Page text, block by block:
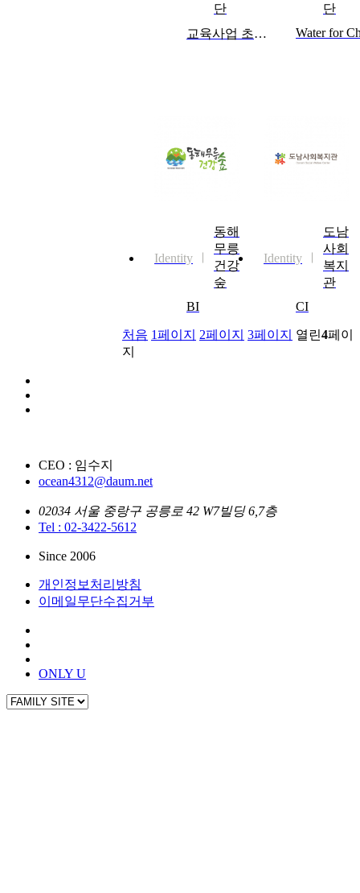
단
교육사업 초록우산 스쿨 CI
단
Identity
동해
무릉
건강
숲
BI
Identity
도남
사회
복지
관
CI
처음 1페이지 2페이지 3페이지 열린4페이
지
CEO : 임수지
ocean4312@daum.net
02034 서울 중랑구 공릉로 42 W7빌딩 6,7층
Tel : 02-3422-5612
Since 2006
개인정보처리방침
이메일무단수집거부
ONLY U